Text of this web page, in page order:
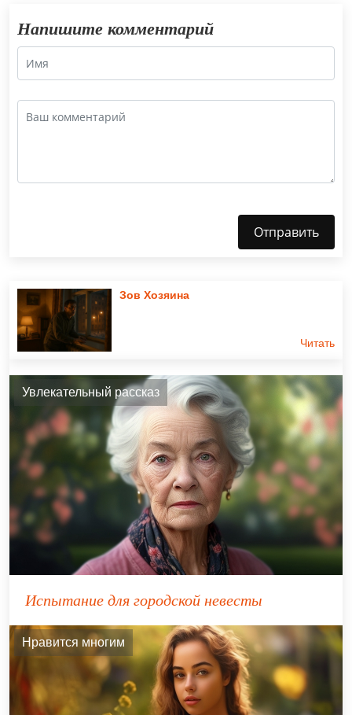
Напишите комментарий
Отправить
Зов Хозяина
Читать
Увлекательный рассказ
Испытание для городской невесты
Нравится многим